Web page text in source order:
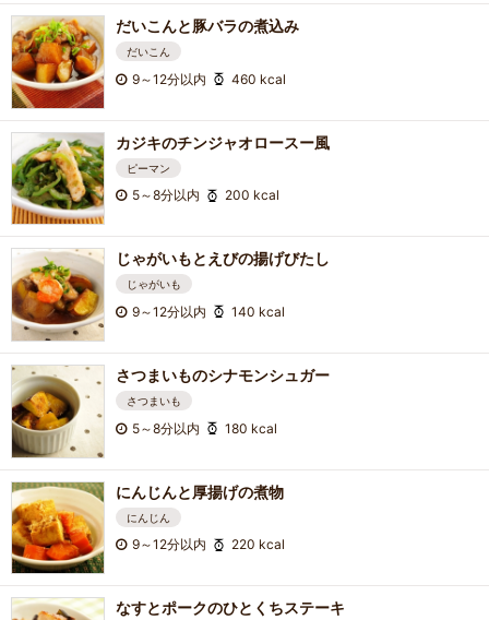
だいこんと豚バラの煮込み
だいこん
9～12分以内 460 kcal
カジキのチンジャオロースー風
ピーマン
5～8分以内 200 kcal
じゃがいもとえびの揚げびたし
じゃがいも
9～12分以内 140 kcal
さつまいものシナモンシュガー
さつまいも
5～8分以内 180 kcal
にんじんと厚揚げの煮物
にんじん
9～12分以内 220 kcal
なすとポークのひとくちステーキ